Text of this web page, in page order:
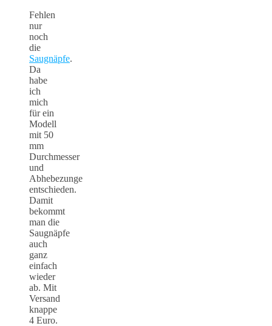
Fehlen
nur
noch
die
Saugnäpfe.
Da
habe
ich
mich
für ein
Modell
mit 50
mm
Durchmesser
und
Abhebezunge
entschieden.
Damit
bekommt
man die
Saugnäpfe
auch
ganz
einfach
wieder
ab. Mit
Versand
knappe
4 Euro.